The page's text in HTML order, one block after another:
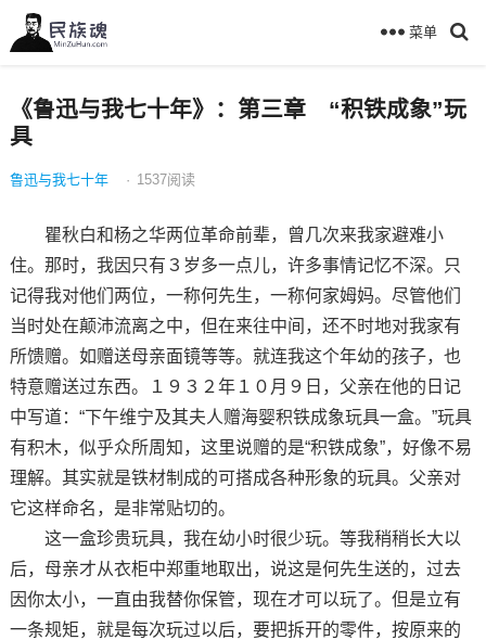
菜单
《鲁迅与我七十年》：第三章 “积铁成象”玩
具
鲁迅与我七十年 · 1537阅读
瞿秋白和杨之华两位革命前辈，曾几次来我家避难小
住。那时，我因只有３岁多一点儿，许多事情记忆不深。只
记得我对他们两位，一称何先生，一称何家姆妈。尽管他们
当时处在颠沛流离之中，但在来往中间，还不时地对我家有
所馈赠。如赠送母亲面镜等等。就连我这个年幼的孩子，也
特意赠送过东西。１９３２年１０月９日，父亲在他的日记
中写道：“下午维宁及其夫人赠海婴积铁成象玩具一盒。”玩具
有积木，似乎众所周知，这里说赠的是“积铁成象”，好像不易
理解。其实就是铁材制成的可搭成各种形象的玩具。父亲对
它这样命名，是非常贴切的。
这一盒珍贵玩具，我在幼小时很少玩。等我稍稍长大以
后，母亲才从衣柜中郑重地取出，说这是何先生送的，过去
因你太小，一直由我替你保管，现在才可以玩了。但是立有
一条规矩，就是每次玩过以后，要把拆开的零件，按原来的